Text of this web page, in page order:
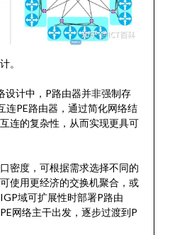
。
设计中，P路由器并非强制存
连PE路由器，通过简化网络结
连的复杂性，从而实现更具可
密度，可根据需求选择不同的
使用更经济的交换机聚合，或
域可扩展性时部署P路由
网络主干出发，逐步过渡到P